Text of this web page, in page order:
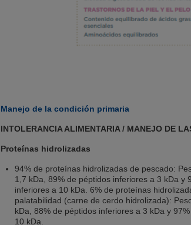
Manejo de la condición primaria
INTOLERANCIA ALIMENTARIA / MANEJO DE
Proteínas hidrolizadas
94% de proteínas hidrolizadas de pescado:
1,7 kDa, 89% de péptidos inferiores a 3 kDa y
inferiores a 10 kDa. 6% de proteínas
palatabilidad (carne de cerdo hidrolizada):
kDa, 88% de péptidos inferiores a 3 kDa y
10 kDa.